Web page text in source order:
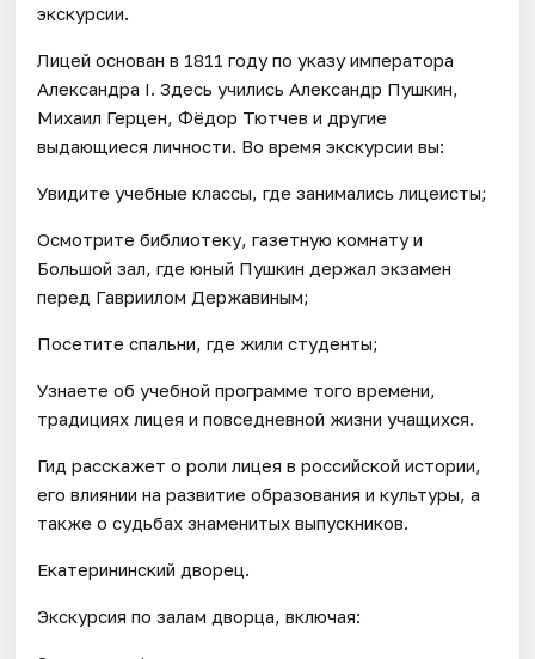
экскурсии.
Лицей основан в 1811 году по указу императора
Александра I. Здесь учились Александр Пушкин,
Михаил Герцен, Фёдор Тютчев и другие
выдающиеся личности. Во время экскурсии вы:
Увидите учебные классы, где занимались лицеисты;
Осмотрите библиотеку, газетную комнату и
Большой зал, где юный Пушкин держал экзамен
перед Гавриилом Державиным;
Посетите спальни, где жили студенты;
Узнаете об учебной программе того времени,
традициях лицея и повседневной жизни учащихся.
Гид расскажет о роли лицея в российской истории,
его влиянии на развитие образования и культуры, а
также о судьбах знаменитых выпускников.
Екатерининский дворец.
Экскурсия по залам дворца, включая: